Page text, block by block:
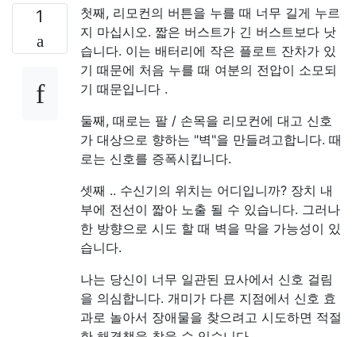
1
첫째, 리모컨의 버튼을 누를 때 너무 길게 누르
지 마십시오. 짧은 버스트가 긴 버스트보다 낫
습니다. 이는 배터리에 작은 플로트 잔차가 있
기 때문에 처음 누를 때 여분의 전압이 소모되
기 때문입니다 .
둘째, 때로는 팔 / 손목을 리모컨에 대고 신호
가 대상으로 향하는 "벽"을 만들려고합니다. 때
로는 신호를 증폭시킵니다.
셋째 .. 수신기의 위치는 어디입니까? 장치 내
부에 전선이 짧아 노출 될 수 있습니다. 그러나
한 방향으로 시도 할 때 벽을 막을 가능성이 있
습니다.
나는 당신이 너무 일관된 묘사에서 신호 걸림
을 의심합니다. 개미가 다른 지점에서 신호 효
과로 놀아서 장애물을 찾으려고 시도하면 적절